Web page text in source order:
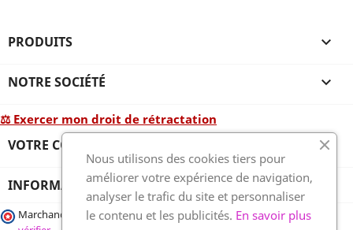
PRODUITS 
NOTRE SOCIÉTÉ 
⚖ Exercer mon droit de rétractation
VOTRE COMPTE 
INFORMATIONS
Marchand approuvé par la Société des Avis Garantis,cliquez ici pour
Nous utilisons des cookies tiers pour
améliorer votre expérience de navigation,
analyser le trafic du site et personnaliser
le contenu et les publicités. En savoir plus